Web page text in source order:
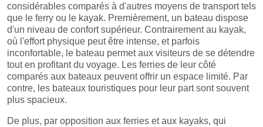
considérables comparés à d'autres moyens de transport tels
que le ferry ou le kayak. Premièrement, un bateau dispose
d'un niveau de confort supérieur. Contrairement au kayak,
où l'effort physique peut être intense, et parfois
inconfortable, le bateau permet aux visiteurs de se détendre
tout en profitant du voyage. Les ferries de leur côté
comparés aux bateaux peuvent offrir un espace limité. Par
contre, les bateaux touristiques pour leur part sont souvent
plus spacieux.
De plus, par opposition aux ferries et aux kayaks, qui